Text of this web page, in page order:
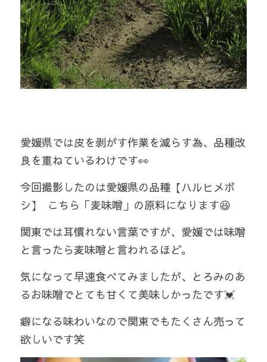
愛媛県では皮を剥がす作業を減らす為、品種改
良を重ねているわけです👀
今回撮影したのは愛媛県の品種【ハルヒメボ
シ】  こちら「麦味噌」の原料になります😆
関東では耳慣れない言葉ですが、愛媛では味噌
と言ったら麦味噌と言われるほど。
気になって早速食べてみましたが、とろみのあ
るお味噌でとても甘くて美味しかったです💓
癖になる味わいなので関東でもたくさん売って
欲しいです笑